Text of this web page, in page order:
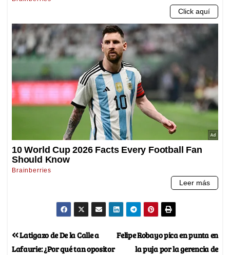
Felipe Robayo pica en punta en
la puja por la gerencia de
Latigazo de De la Calle a
Lafaurie: ¿Por qué tan opositor